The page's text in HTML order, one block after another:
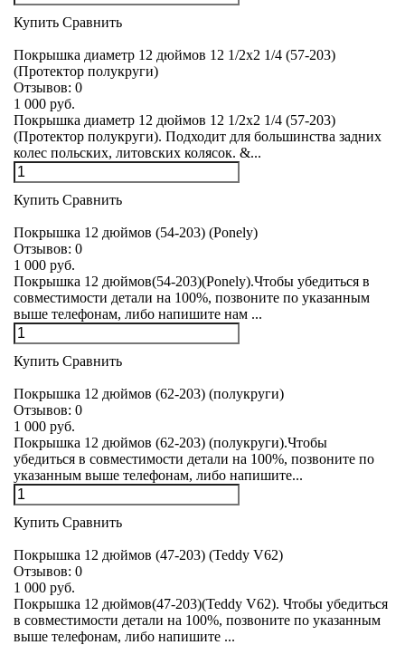
Купить Сравнить
Покрышка диаметр 12 дюймов 12 1/2x2 1/4 (57-203)
(Протектор полукруги)
Отзывов: 0
1 000 руб.
Покрышка диаметр 12 дюймов 12 1/2x2 1/4 (57-203)
(Протектор полукруги). Подходит для большинства задних
колес польских, литовских колясок. &...
Купить Сравнить
Покрышка 12 дюймов (54-203) (Ponely)
Отзывов: 0
1 000 руб.
Покрышка 12 дюймов(54-203)(Ponely).Чтобы убедиться в
совместимости детали на 100%, позвоните по указанным
выше телефонам, либо напишите нам ...
Купить Сравнить
Покрышка 12 дюймов (62-203) (полукруги)
Отзывов: 0
1 000 руб.
Покрышка 12 дюймов (62-203) (полукруги).Чтобы
убедиться в совместимости детали на 100%, позвоните по
указанным выше телефонам, либо напишите...
Купить Сравнить
Покрышка 12 дюймов (47-203) (Teddy V62)
Отзывов: 0
1 000 руб.
Покрышка 12 дюймов(47-203)(Teddy V62). Чтобы убедиться
в совместимости детали на 100%, позвоните по указанным
выше телефонам, либо напишите ...